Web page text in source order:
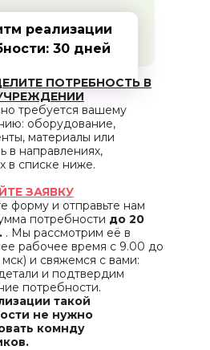
ПОТРЕБНОСТЬ В
требуется вашему
оборудование,
материалы или
в направлениях,
в списке ниже.
ЗАЯВКУ
форму и отправьте нам
потребности до 20
. Мы рассмотрим её в
рабочее время с 9.00 до
и свяжемся с вами:
и подтвердим
потребности.
такой
не нужно
комнду
реализации
30 дней